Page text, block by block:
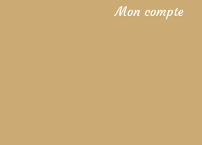
Mon compte